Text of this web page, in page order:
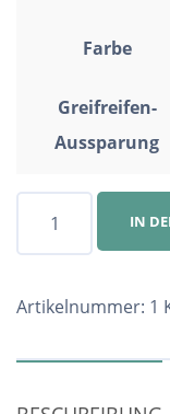
Farbe
Greifreifen-
Aussparung
Menge
IN
Artikelnummer: 1